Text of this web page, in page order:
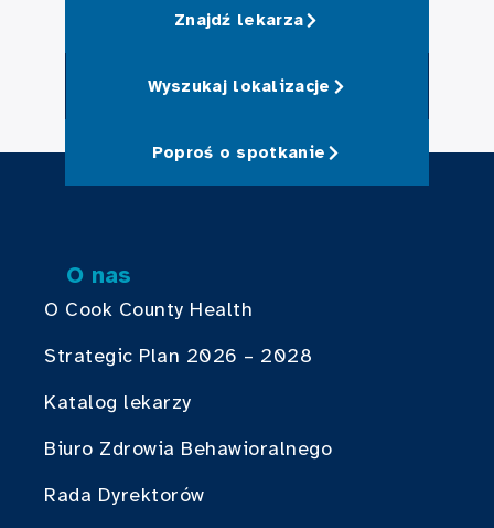
Znajdź lekarza
Wyszukaj lokalizacje
Poproś o spotkanie
O nas
O Cook County Health
Strategic Plan 2026 – 2028
Katalog lekarzy
Biuro Zdrowia Behawioralnego
Rada Dyrektorów